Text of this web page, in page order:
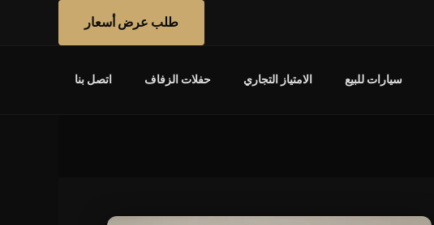
طلب عرض أسعار
سيارات للبيع الامتياز التجاري حفلات الزفاف اتصل بنا